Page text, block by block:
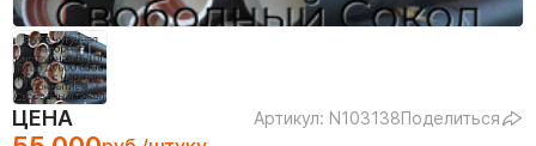
ЦЕНА Артикул: N103138Поделиться